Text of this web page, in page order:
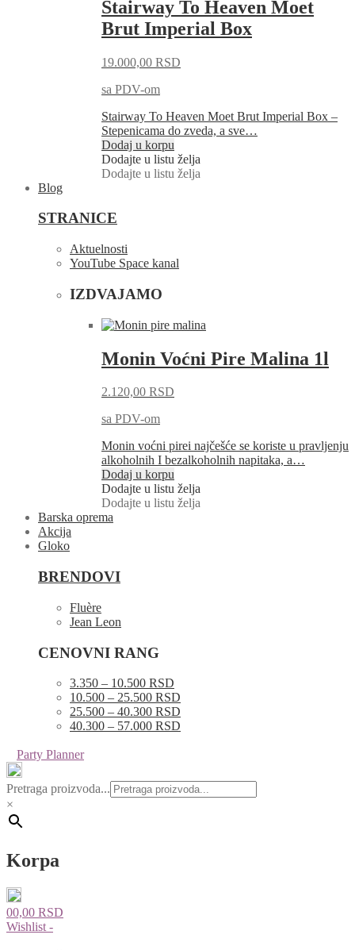
Stairway To Heaven Moet
Brut Imperial Box
19.000,00 RSD
sa PDV-om
Stairway To Heaven Moet Brut Imperial Box –
Stepenicama do zveda, a sve…
Dodaj u korpu
Dodajte u listu želja
Dodajte u listu želja
Blog
STRANICE
Aktuelnosti
YouTube Space kanal
IZDVAJAMO
Monin Voćni Pire Malina 1l
2.120,00 RSD
sa PDV-om
Monin voćni pirei najčešće se koriste u pravljenju
alkoholnih I bezalkoholnih napitaka, a…
Dodaj u korpu
Dodajte u listu želja
Dodajte u listu želja
Barska oprema
Akcija
Gloko
BRENDOVI
Fluère
Jean Leon
CENOVNI RANG
3.350 – 10.500 RSD
10.500 – 25.500 RSD
25.500 – 40.300 RSD
40.300 – 57.000 RSD
Party Planner
Pretraga proizvoda...
×
Korpa
00,00 RSD
Wishlist -